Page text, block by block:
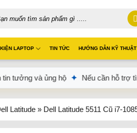
LAPTOP TIN TỨC HƯỚNG DẪN KỸ THUẬT
hộ ✦ Nếu cần hỗ trợ tìm chiếc máy
Latitude» Dell Latitude 5511 Cũ i7-